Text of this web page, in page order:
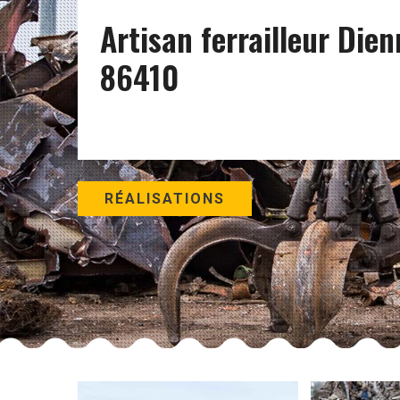
Artisan ferrailleur
86410
RÉALISATIONS